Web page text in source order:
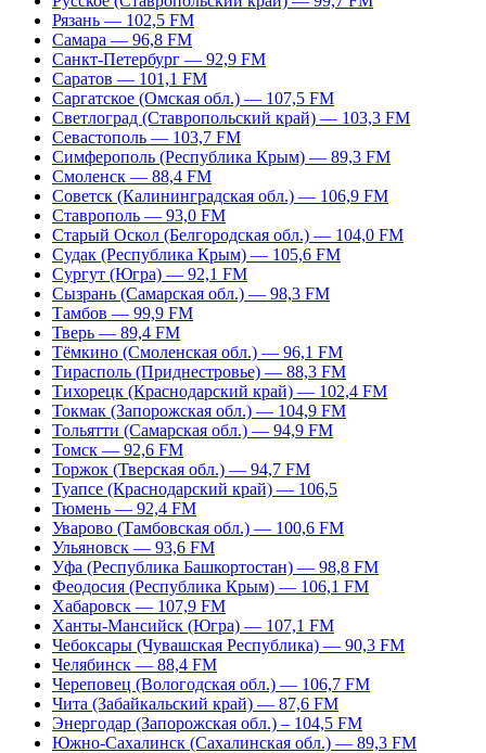
Рязань — 102,5 FM
Самара — 96,8 FM
Санкт-Петербург — 92,9 FM
Саратов — 101,1 FM
Саргатское (Омская обл.) — 107,5 FM
Светлоград (Ставропольский край) — 103,3 FM
Севастополь — 103,7 FM
Симферополь (Республика Крым) — 89,3 FM
Смоленск — 88,4 FM
Советск (Калининградская обл.) — 106,9 FM
Ставрополь — 93,0 FM
Старый Оскол (Белгородская обл.) — 104,0 FM
Судак (Республика Крым) — 105,6 FM
Сургут (Югра) — 92,1 FM
Сызрань (Самарская обл.) — 98,3 FM
Тамбов — 99,9 FM
Тверь — 89,4 FM
Тёмкино (Смоленская обл.) — 96,1 FM
Тирасполь (Приднестровье) — 88,3 FM
Тихорецк (Краснодарский край) — 102,4 FM
Токмак (Запорожская обл.) — 104,9 FM
Тольятти (Самарская обл.) — 94,9 FM
Томск — 92,6 FM
Торжок (Тверская обл.) — 94,7 FM
Туапсе (Краснодарский край) — 106,5
Тюмень — 92,4 FM
Уварово (Тамбовская обл.) — 100,6 FM
Ульяновск — 93,6 FM
Уфа (Республика Башкортостан) — 98,8 FM
Феодосия (Республика Крым) — 106,1 FM
Хабаровск — 107,9 FM
Ханты-Мансийск (Югра) — 107,1 FM
Чебоксары (Чувашская Республика) — 90,3 FM
Челябинск — 88,4 FM
Череповец (Вологодская обл.) — 106,7 FM
Чита (Забайкальский край) — 87,6 FM
Энергодар (Запорожская обл.) – 104,5 FM
Южно-Сахалинск (Сахалинская обл.) — 89,3 FM